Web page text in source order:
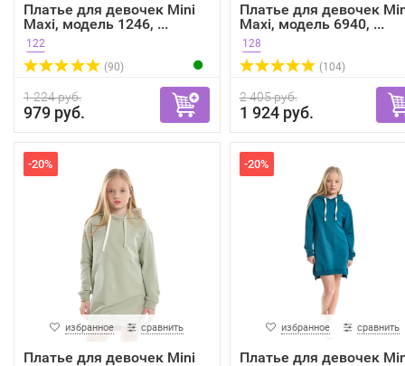
Платье для девочек Mini
Maxi, модель 1246, ...
122
(90)
1 224 руб.
979 руб.
Платье для девочек
Maxi, модель 6940, ...
128
(104)
2 405 руб.
1 924 руб.
-20%
избранное сравнить
Платье для девочек Mini
-20%
избранное сравнить
Платье для девочек